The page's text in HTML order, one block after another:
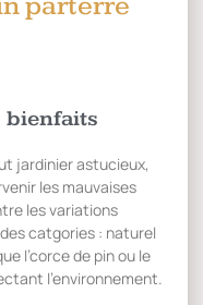
bienfaits
jardinier astucieux,
les mauvaises
les variations
catgories : naturel
l’corce de pin ou le
l’environnement.